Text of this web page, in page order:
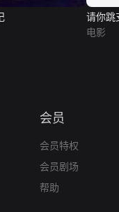
请你跳
电影
会员
会员特权
会员剧场
帮助